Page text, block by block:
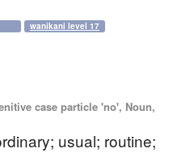
wanikani level 17
case particle 'no', Noun,
usual; routine;